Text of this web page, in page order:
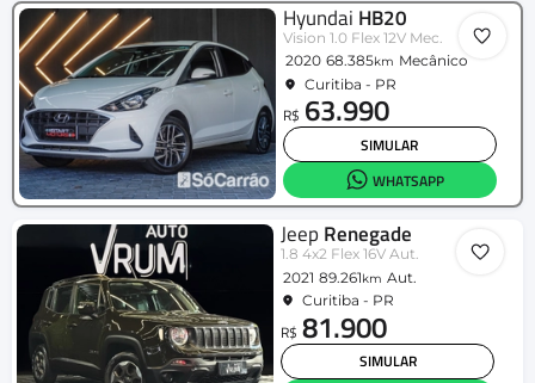
Hyundai HB20
Vision 1.0 Flex 12V Mec.
2020 68.385km Mecânico
Curitiba - PR
R$ 63.990
SIMULAR
WHATSAPP
Jeep Renegade
1.8 4x2 Flex 16V Aut.
2021 89.261km Aut.
Curitiba - PR
R$ 81.900
SIMULAR